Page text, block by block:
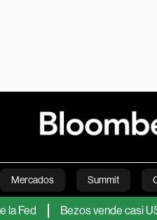
Mercados Summit
Economía Estilo
Bezos vende casi